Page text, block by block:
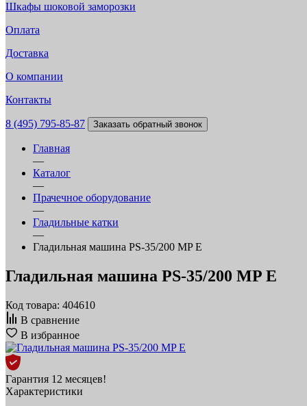
Шкафы шоковой заморозки
Оплата
Доставка
О компании
Контакты
8 (495) 795-85-87 Заказать обратный звонок
Главная
—
Каталог
—
Прачечное оборудование
—
Гладильные катки
—
Гладильная машина PS-35/200 MP E
Гладильная машина PS-35/200 MP E
Код товара: 404610
В сравнение
В избранное
Гарантия 12 месяцев!
Характеристики